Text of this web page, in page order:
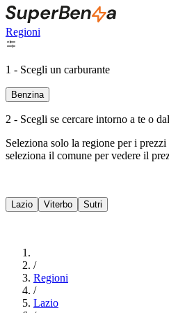
Regioni
1 - Scegli un carburante
Benzina
2 - Scegli se cercare intorno a te o
Seleziona solo la regione per i
seleziona il comune per vedere il
Lazio Viterbo Sutri
/
Regioni
/
Lazio